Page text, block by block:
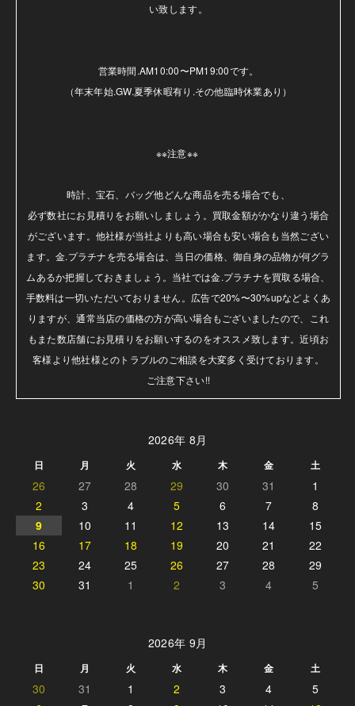
い致します。
営業時間.AM10:00〜PM19:00です。
（年末年始.GW.夏季休暇有り.その他臨時休業あり）
※※注意※※
時計、宝石、バッグ他どんな商品を売る場合でも、
必ず数社にお見積りをお願いしましょう。買取金額がかなり違う場合
がございます。他社様が当社よりも高い場合も安い場合も当然ござい
ます。金.プラチナを売る場合は、当日の価格、御自身の品物が何グラ
ムあるか把握しておきましょう。当社では金.プラチナを買取る場合、
手数料は一切いただいておりません。広告で20%〜30%upなどよくあ
りますが、通常当店の価格の方が高い場合もございましたので、これ
もまた数店舗にお見積りをお願いするのをオススメ致します。近頃お
客様より他社様とのトラブルのご相談を大変多く受けております。
ご注意下さい!!
2026年 8月
日 月 火 水 木 金 土
26 27 28 29 30 31
1
2
3 4 5 6 7
8
9
10 11 12 13 14
15
16
17 18 19 20 21
22
23
24 25 26 27 28
29
30
31 1 2 3 4 5
2026年 9月
日 月 火 水 木 金 土
30 31 1 2 3 4
5